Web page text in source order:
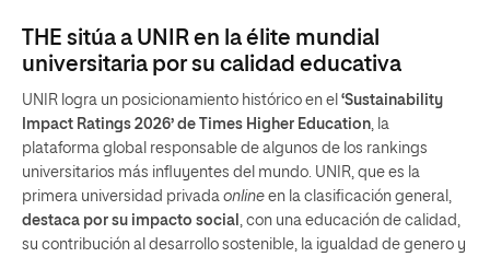
THE sitúa a UNIR en la élite mundial
universitaria por su calidad educativa
UNIR logra un posicionamiento histórico en el ‘Sustainability
Impact Ratings 2026’ de Times Higher Education, la
plataforma global responsable de algunos de los rankings
universitarios más influyentes del mundo. UNIR, que es la
primera universidad privada online en la clasificación general,
destaca por su impacto social , con una educación de calidad,
su contribución al desarrollo sostenible, la igualdad de genero y